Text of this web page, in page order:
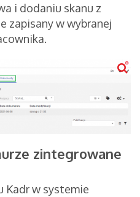
i dodaniu skanu z
zapisany w wybranej
zintegrowane
Kadr w systemie